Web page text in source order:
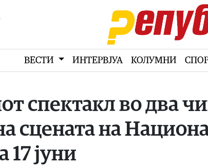
ВЕСТИ ИНТЕРВЈУА КОЛУМНИ
спектакл во два
сцената на
17 јуни